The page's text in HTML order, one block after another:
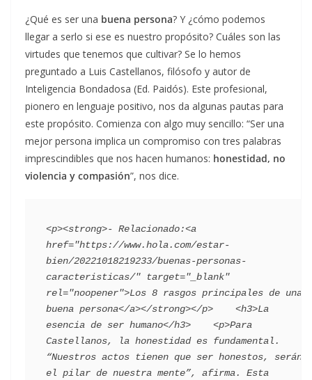
¿Qué es ser una buena persona? Y ¿cómo podemos
llegar a serlo si ese es nuestro propósito? Cuáles son las
virtudes que tenemos que cultivar? Se lo hemos
preguntado a Luis Castellanos, filósofo y autor de
Inteligencia Bondadosa (Ed. Paidós). Este profesional,
pionero en lenguaje positivo, nos da algunas pautas para
este propósito. Comienza con algo muy sencillo: “Ser una
mejor persona implica un compromiso con tres palabras
imprescindibles que nos hacen humanos: honestidad, no
violencia y compasión”, nos dice.
<p><strong>- Relacionado:<a
href="https://www.hola.com/estar-
bien/20221018219233/buenas-personas-
caracteristicas/" target="_blank"
rel="noopener">Los 8 rasgos principales de una
buena persona</a></strong></p>    <h3>La
esencia de ser humano</h3>    <p>Para
Castellanos, la honestidad es fundamental.
“Nuestros actos tienen que ser honestos, serán
el pilar de nuestra mente”, afirma. Esta